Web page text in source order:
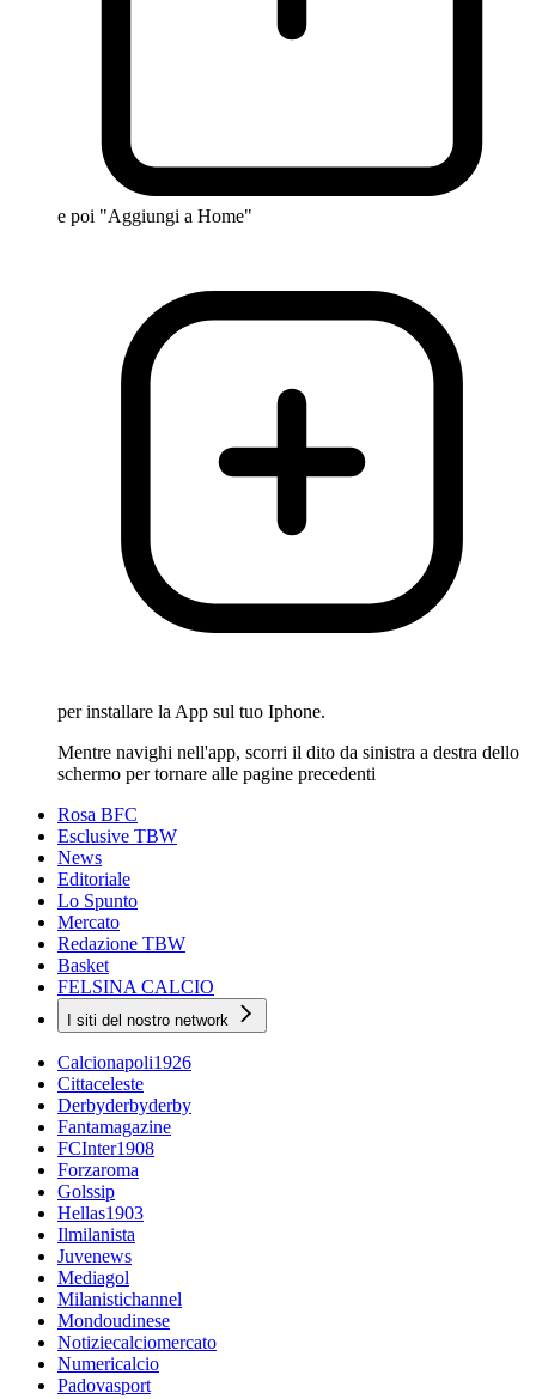
e poi "Aggiungi a Home"
per installare la App sul tuo Iphone.
Mentre navighi nell'app, scorri il dito da sinistra a destra dello
schermo per tornare alle pagine precedenti
Rosa BFC
Esclusive TBW
News
Editoriale
Lo Spunto
Mercato
Redazione TBW
Basket
FELSINA CALCIO
I siti del nostro network
Calcionapoli1926
Cittaceleste
Derbyderbyderby
Fantamagazine
FCInter1908
Forzaroma
Golssip
Hellas1903
Ilmilanista
Juvenews
Mediagol
Milanistichannel
Mondoudinese
Notiziecalciomercato
Numericalcio
Padovasport